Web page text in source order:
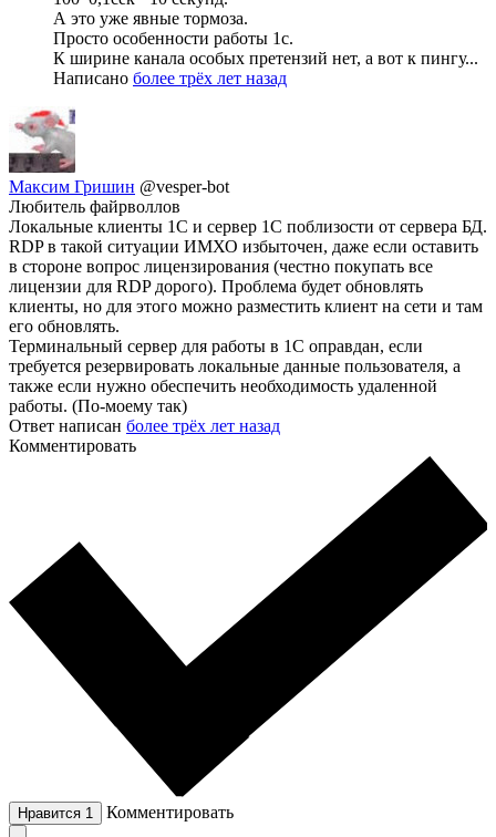
А это уже явные тормоза.
Просто особенности работы 1с.
К ширине канала особых претензий нет, а вот к пингу...
Написано более трёх лет назад
Максим Гришин @vesper-bot
Любитель файрволлов
Локальные клиенты 1С и сервер 1С поблизости от сервера БД.
RDP в такой ситуации ИМХО избыточен, даже если оставить
в стороне вопрос лицензирования (честно покупать все
лицензии для RDP дорого). Проблема будет обновлять
клиенты, но для этого можно разместить клиент на сети и там
его обновлять.
Терминальный сервер для работы в 1С оправдан, если
требуется резервировать локальные данные пользователя, а
также если нужно обеспечить необходимость удаленной
работы. (По-моему так)
Ответ написан более трёх лет назад
Комментировать
Нравится 1 Комментировать